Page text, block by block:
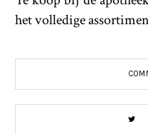
het volledige